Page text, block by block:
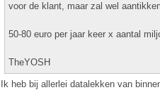
voor de klant, maar zal wel
50-80 euro per jaar keer x aantal
TheYOSH
Ik heb bij allerlei datalekken van